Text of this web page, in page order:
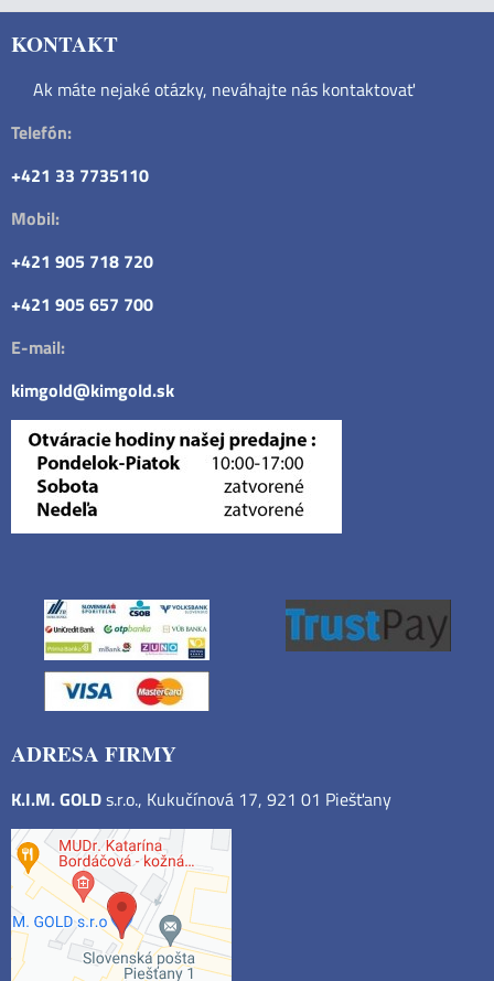
KONTAKT
Ak máte nejaké otázky, neváhajte nás kontaktovať
Telefón:
+421 33 7735110
Mobil:
+421 905 718 720
+421 905 657 700
E-mail:
kimgold@kimgold.sk
ADRESA FIRMY
K.I.M. GOLDs.r.o., Kukučínová 17, 921 01 Piešťany